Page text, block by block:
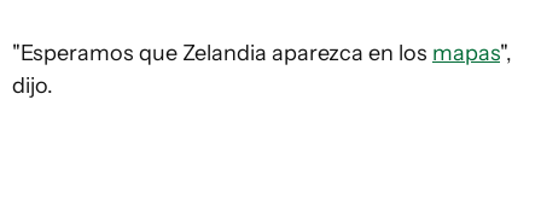
"Esperamos que Zelandia aparezca en los mapas",
dijo.